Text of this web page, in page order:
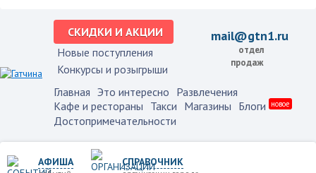
СКИДКИ И АКЦИИ
Новые поступления
Конкурсы и розыгрыши
mail@gtn1.ru
отдел
продаж
Главная Это интересно Развлечения
Кафе и рестораны Такси Магазины Блоги новое
Достопримечательности
АФИША СПРАВОЧНИК